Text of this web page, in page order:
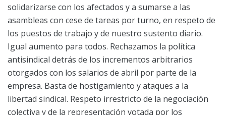
solidarizarse con los afectados y a sumarse a las
asambleas con cese de tareas por turno, en respeto de
los puestos de trabajo y de nuestro sustento diario.
Igual aumento para todos. Rechazamos la política
antisindical detrás de los incrementos arbitrarios
otorgados con los salarios de abril por parte de la
empresa. Basta de hostigamiento y ataques a la
libertad sindical. Respeto irrestricto de la negociación
colectiva y de la representación votada por los